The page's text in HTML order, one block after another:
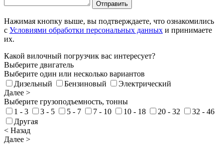
Отправить
Нажимая кнопку выше, вы подтверждаете, что ознакомились
с Условиями обработки персональных данных и принимаете
их.
Какой вилочный погрузчик вас интересует?
Выберите двигатель
Выберите один или несколько вариантов
Дизельный
Бензиновый
Электрический
Далее >
Выберите грузоподъемность, тонны
1 - 3
3 - 5 5 - 7 7 - 10 10 - 18 20 - 32
32 - 46
Другая
< Назад
Далее >